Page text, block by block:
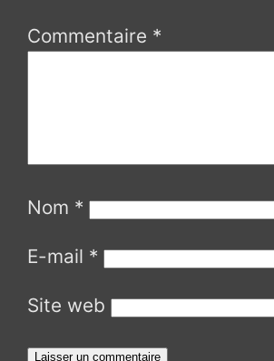
Commentaire *
Nom *
E-mail *
Site web